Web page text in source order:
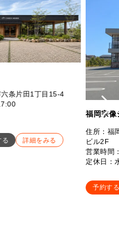
条片田1丁目15-4
る 詳細をみる
福岡宗像
住所：福
ビル2F
営業時
定休日：
予約す